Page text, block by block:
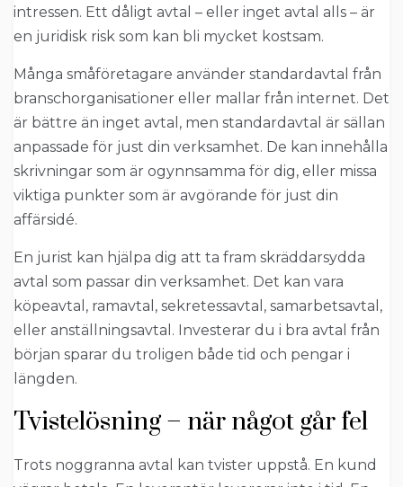
intressen. Ett dåligt avtal – eller inget avtal alls – är
en juridisk risk som kan bli mycket kostsam.
Många småföretagare använder standardavtal från
branschorganisationer eller mallar från internet. Det
är bättre än inget avtal, men standardavtal är sällan
anpassade för just din verksamhet. De kan innehålla
skrivningar som är ogynnsamma för dig, eller missa
viktiga punkter som är avgörande för just din
affärsidé.
En jurist kan hjälpa dig att ta fram skräddarsydda
avtal som passar din verksamhet. Det kan vara
köpeavtal, ramavtal, sekretessavtal, samarbetsavtal,
eller anställningsavtal. Investerar du i bra avtal från
början sparar du troligen både tid och pengar i
längden.
Tvistelösning – när något går fel
Trots noggranna avtal kan tvister uppstå. En kund